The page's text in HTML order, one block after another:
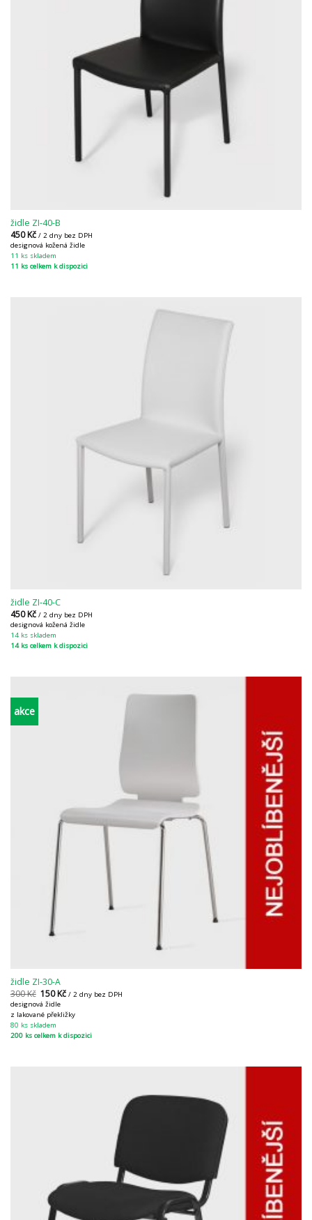
židle ZI-40-B
450Kč / 2 dny bez DPH
designová kožená židle
11 ks skladem
11 ks celkem k dispozici
židle ZI-40-C
450Kč / 2 dny bez DPH
designová kožená židle
14 ks skladem
14 ks celkem k dispozici
akce
židle ZI-30-A
300Kč 150Kč / 2 dny bez DPH
designová židle
z lakované překližky
80 ks skladem
200 ks celkem k dispozici